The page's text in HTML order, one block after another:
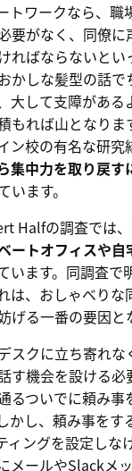
トワークなら、職
要がなく、同僚に
ればならないとい
かしな髪型の話で
大して支障がある
もれば山となりま
ン校の有名な研究
集中力を取り戻す
います。
Halfの調査では、
ートオフィスや自
います。同調査で
は、おしゃべりな
げる一番の要因と
スクに立ち寄れな
す機会を設ける必
るついでに頼み事
かし、頼み事をす
ングを設定しな
メールやSlackメ